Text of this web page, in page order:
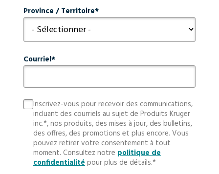
Province / Territoire
Courriel
Inscrivez-vous pour recevoir des communications,
incluant des courriels au sujet de Produits Kruger
inc.*, nos produits, des mises à jour, des bulletins,
des offres, des promotions et plus encore. Vous
pouvez retirer votre consentement à tout
moment. Consultez notre politique de
confidentialitépour plus de détails.